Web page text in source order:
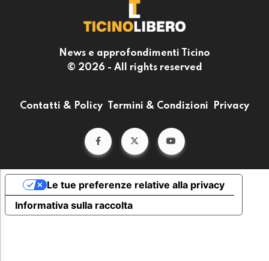
News e approfondimenti Ticino
© 2026 - All rights reserved
Contatti & Policy Termini & Condizioni Privacy
Informativa sulla raccolta
Le tue preferenze relative alla privacy